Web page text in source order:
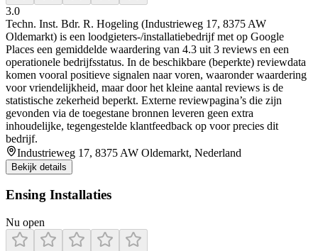
3.0
Techn. Inst. Bdr. R. Hogeling (Industrieweg 17, 8375 AW
Oldemarkt) is een loodgieters-/installatiebedrijf met op Google
Places een gemiddelde waardering van 4.3 uit 3 reviews en een
operationele bedrijfsstatus. In de beschikbare (beperkte) reviewdata
komen vooral positieve signalen naar voren, waaronder waardering
voor vriendelijkheid, maar door het kleine aantal reviews is de
statistische zekerheid beperkt. Externe reviewpagina’s die zijn
gevonden via de toegestane bronnen leveren geen extra
inhoudelijke, tegengestelde klantfeedback op voor precies dit
bedrijf.
Industrieweg 17, 8375 AW Oldemarkt, Nederland
Bekijk details
Ensing Installaties
Nu open